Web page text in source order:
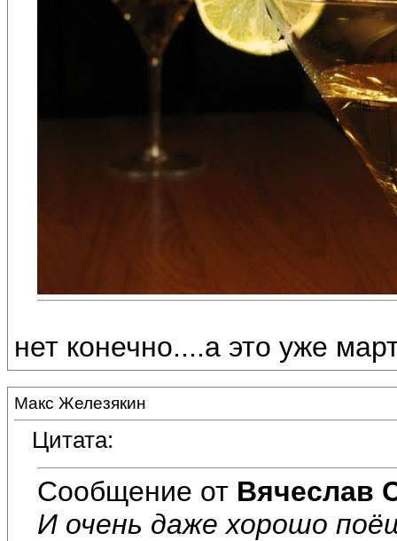
нет конечно....а это уже
Макс Железякин
Цитата:
Сообщение от Вячеслав
И очень даже хорошо